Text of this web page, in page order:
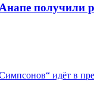
получили